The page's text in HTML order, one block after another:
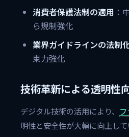
消費者保護法制の適用 ：
ら規制強化
業界ガイドラインの法制
束力強化
技術革新による透明性
デジタル技術の活用により、
明性と安全性が大幅に向上して